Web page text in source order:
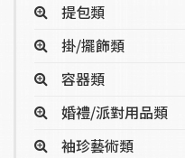
提包類
掛/擺飾類
容器類
婚禮/派對用品類
袖珍藝術類